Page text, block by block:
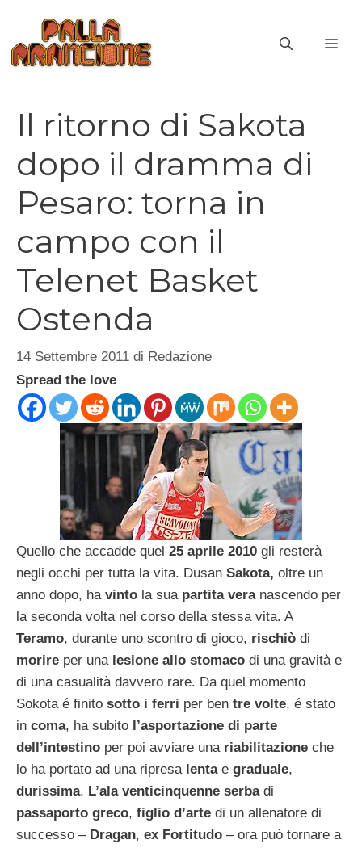
contenuto
Il ritorno di Sakota
dopo il dramma di
Pesaro: torna in
campo con il
Telenet Basket
Ostenda
14 Settembre 2011 di Redazione
Spread the love
Quello che accadde quel 25 aprile 2010 gli resterà
negli occhi per tutta la vita. Dusan Sakota, oltre un
anno dopo, ha vinto la sua partita veranascendo per
la seconda volta nel corso della stessa vita. A
Teramo, durante uno scontro di gioco, rischiò di
morire per una lesione allo stomaco di una gravità e
di una casualità davvero rare. Da quel momento
Sokota é finito sotto i ferri per ben tre volte, é stato
in coma, ha subito l’asportazione di parte
dell’intestino per poi avviare una riabilitazione che
lo ha portato ad una ripresa lentae graduale,
durissima. L’ala venticinquenne serbadi
passaporto greco, figlio d’arte di un allenatore di
successo – Dragan, ex Fortitudo – ora può tornare a